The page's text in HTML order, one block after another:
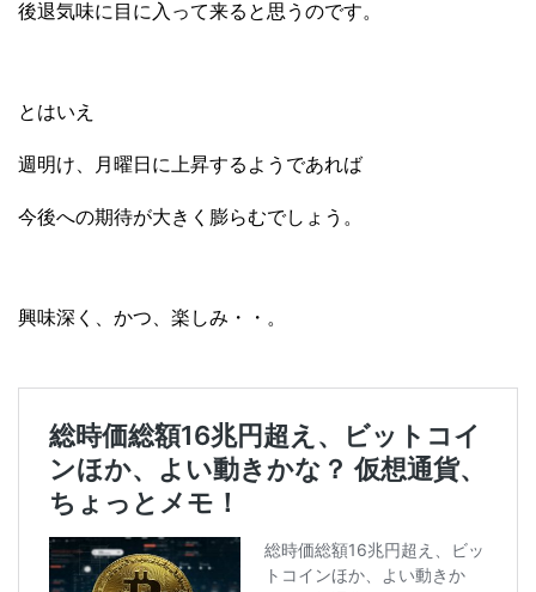
後退気味に目に入って来ると思うのです。
とはいえ
週明け、月曜日に上昇するようであれば
今後への期待が大きく膨らむでしょう。
興味深く、かつ、楽しみ・・。